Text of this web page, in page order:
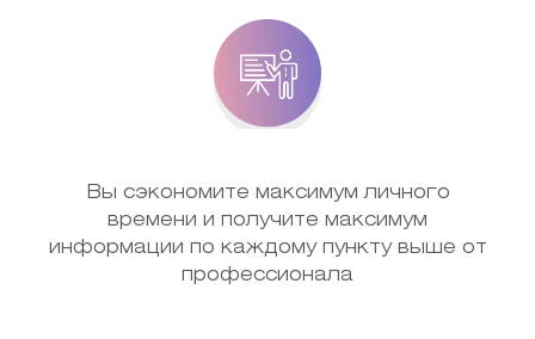
Вы сэкономите максимум личного
времени и получите максимум
информации по каждому пункту выше от
профессионала